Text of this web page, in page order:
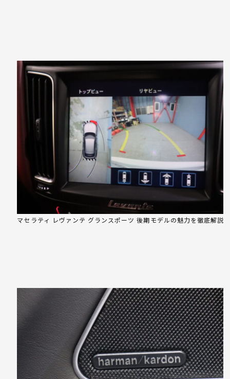
マセラティ レヴァンテ グランスポーツ 後期モデルの魅力を徹底解説